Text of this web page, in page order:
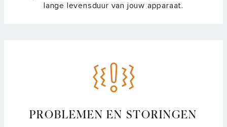
lange levensduur van jouw apparaat.
PROBLEMEN EN STORINGEN